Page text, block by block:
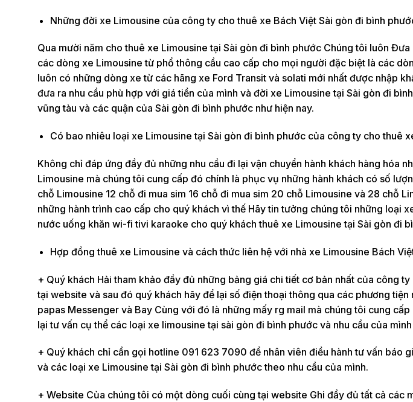
Những đời xe Limousine của công ty cho thuê xe Bách Việt Sài gòn đi bình
Qua mười năm cho thuê xe Limousine tại Sài gòn đi bình phước Chúng tôi luôn
các dòng xe Limousine từ phổ thông cầu cao cấp cho mọi người đặc biệt là các
luôn có những dòng xe từ các hãng xe Ford Transit và solati mới nhất được nhập
đưa ra nhu cầu phù hợp với giá tiền của mình và đời xe Limousine tại Sài gòn đi
vũng tàu và các quận của Sài gòn đi bình phước như hiện nay.
Có bao nhiêu loại xe Limousine tại Sài gòn đi bình phước của công ty cho thuê
Không chỉ đáp ứng đầy đủ những nhu cầu đi lại vận chuyển hành khách hàng hóa
Limousine mà chúng tôi cung cấp đó chính là phục vụ những hành khách có số
chỗ Limousine 12 chỗ đi mua sim 16 chỗ đi mua sim 20 chỗ Limousine và 28 chỗ
những hành trình cao cấp cho quý khách vì thế Hãy tin tưởng chúng tôi những loại
nước uống khăn wi-fi tivi karaoke cho quý khách thuê xe Limousine tại Sài gòn đi
Hợp đồng thuê xe Limousine và cách thức liên hệ với nhà xe Limousine Bách
+ Quý khách Hải tham khảo đầy đủ những bảng giá chi tiết cơ bản nhất của công
tại website và sau đó quý khách hãy để lại số điện thoại thông qua các phương
papas Messenger và Bay Cùng với đó là những mấy rg mail mà chúng tôi cung
lại tư vấn cụ thể các loại xe limousine tại sài gòn đi bình phước và nhu cầu của
+ Quý khách chỉ cần gọi hotline 091 623 7090 để nhân viên điều hành tư vấn báo
và các loại xe Limousine tại Sài gòn đi bình phước theo nhu cầu của mình.
+ Website Của chúng tôi có một dòng cuối cùng tại website Ghi đầy đủ tất cả các